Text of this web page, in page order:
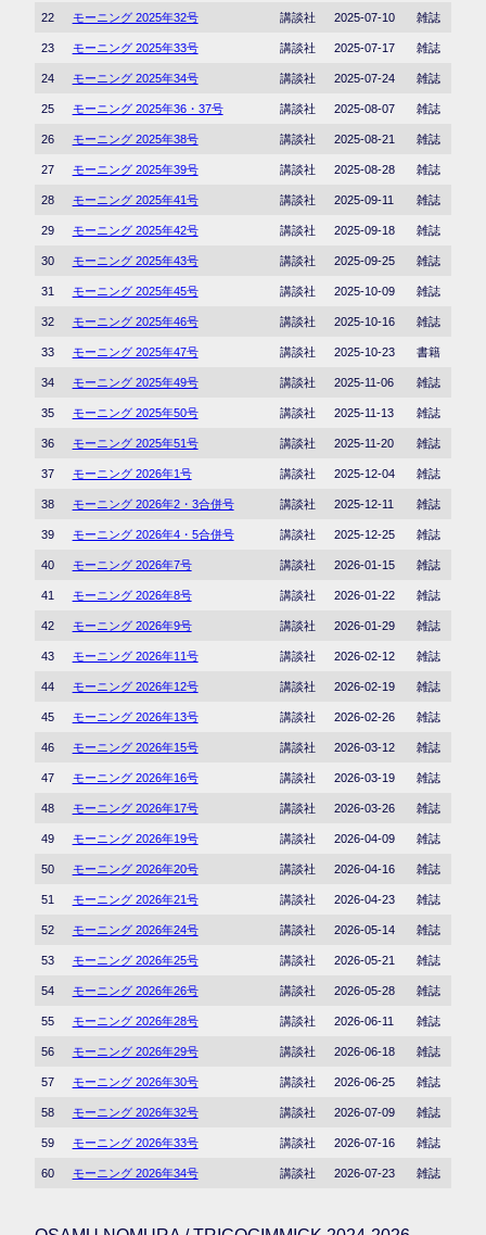
22 モーニング 2025年32号 講談社 2025-07-10 雑誌
23 モーニング 2025年33号 講談社 2025-07-17 雑誌
24 モーニング 2025年34号 講談社 2025-07-24 雑誌
25 モーニング 2025年36・37号 講談社 2025-08-07 雑誌
26 モーニング 2025年38号 講談社 2025-08-21 雑誌
27 モーニング 2025年39号 講談社 2025-08-28 雑誌
28 モーニング 2025年41号 講談社 2025-09-11 雑誌
29 モーニング 2025年42号 講談社 2025-09-18 雑誌
30 モーニング 2025年43号 講談社 2025-09-25 雑誌
31 モーニング 2025年45号 講談社 2025-10-09 雑誌
32 モーニング 2025年46号 講談社 2025-10-16 雑誌
33 モーニング 2025年47号 講談社 2025-10-23 書籍
34 モーニング 2025年49号 講談社 2025-11-06 雑誌
35 モーニング 2025年50号 講談社 2025-11-13 雑誌
36 モーニング 2025年51号 講談社 2025-11-20 雑誌
37 モーニング 2026年1号 講談社 2025-12-04 雑誌
38 モーニング 2026年2・3合併号 講談社 2025-12-11 雑誌
39 モーニング 2026年4・5合併号 講談社 2025-12-25 雑誌
40 モーニング 2026年7号 講談社 2026-01-15 雑誌
41 モーニング 2026年8号 講談社 2026-01-22 雑誌
42 モーニング 2026年9号 講談社 2026-01-29 雑誌
43 モーニング 2026年11号 講談社 2026-02-12 雑誌
44 モーニング 2026年12号 講談社 2026-02-19 雑誌
45 モーニング 2026年13号 講談社 2026-02-26 雑誌
46 モーニング 2026年15号 講談社 2026-03-12 雑誌
47 モーニング 2026年16号 講談社 2026-03-19 雑誌
48 モーニング 2026年17号 講談社 2026-03-26 雑誌
49 モーニング 2026年19号 講談社 2026-04-09 雑誌
50 モーニング 2026年20号 講談社 2026-04-16 雑誌
51 モーニング 2026年21号 講談社 2026-04-23 雑誌
52 モーニング 2026年24号 講談社 2026-05-14 雑誌
53 モーニング 2026年25号 講談社 2026-05-21 雑誌
54 モーニング 2026年26号 講談社 2026-05-28 雑誌
55 モーニング 2026年28号 講談社 2026-06-11 雑誌
56 モーニング 2026年29号 講談社 2026-06-18 雑誌
57 モーニング 2026年30号 講談社 2026-06-25 雑誌
58 モーニング 2026年32号 講談社 2026-07-09 雑誌
59 モーニング 2026年33号 講談社 2026-07-16 雑誌
60 モーニング 2026年34号 講談社 2026-07-23 雑誌